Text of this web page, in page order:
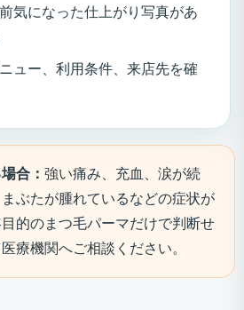
気になった仕上がり写真があ
ュー、利用条件、来店先を確
合：強い痛み、充血、涙が続
ぶたが腫れているなどの症状が
的のまつ毛パーマだけで判断せ
療機関へご相談ください。